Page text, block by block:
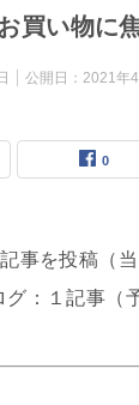
買い物に
公開日： 2021年
0
事を投稿（
：１記事（予